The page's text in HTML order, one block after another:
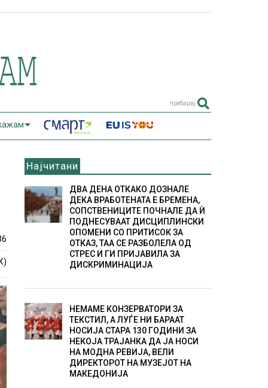
пребарај
Најчитани
ДВА ДЕНА ОТКАКО ДОЗНАЛЕ
ДЕКА ВРАБОТЕНАТА Е БРЕМЕНА,
СОПСТВЕНИЦИТЕ ПОЧНАЛЕ ДА Ѝ
ПОДНЕСУВААТ ДИСЦИПЛИНСКИ
ОПОМЕНИ СО ПРИТИСОК ЗА
ОТКАЗ, ТАА СЕ РАЗБОЛЕЛА ОД
СТРЕС И ГИ ПРИЈАВИЛА ЗА
ДИСКРИМИНАЦИЈА
НЕМАМЕ КОНЗЕРВАТОРИ ЗА
ТЕКСТИЛ, А ЛУЃЕ НИ БАРААТ
НОСИЈА СТАРА 130 ГОДИНИ ЗА
НЕКОЈА ТРАЈАНКА ДА ЈА НОСИ
НА МОДНА РЕВИЈА, ВЕЛИ
ДИРЕКТОРОТ НА МУЗЕЈОТ НА
МАКЕДОНИЈА